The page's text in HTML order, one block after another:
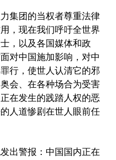
集团的当权者尊重法律
，现在我们呼吁全世界
，以及各国媒体和政
对中国施加影响，对中
行，使世人认清它的邪
会、在各种场合为受害
在发生的践踏人权的恶
人道惨剧在世人眼前任
出警报：中国国内正在